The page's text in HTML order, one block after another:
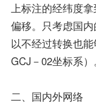
上标注的经纬度
偏移。只考虑国
以不经过转换也
GCJ－02坐标系）
二、国内外网络